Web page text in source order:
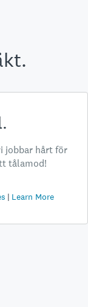
jobbar hårt för
tålamod!
Learn More